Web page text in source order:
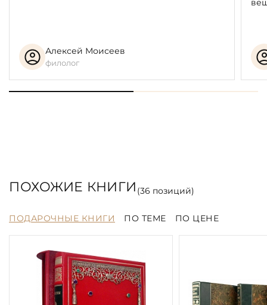
Алексей Моисеев
филолог
ПОХОЖИЕ КНИГИ (36 позиций)
ПОДАРОЧНЫЕ КНИГИ ПО ТЕМЕ ПО ЦЕНЕ